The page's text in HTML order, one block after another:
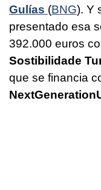
Gulías (BNG). Y
presentado esa
392.000 euros
Sostibilidade
que se financia